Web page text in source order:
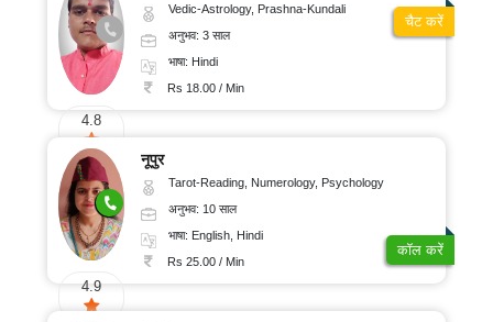
4.8
Vedic-Astrology, Prashna-Kundali
अनुभव: 3 साल
भाषा: Hindi
Rs 18.00 / Min
चैट करें
4.9
नूपुर
Tarot-Reading, Numerology, Psychology
अनुभव: 10 साल
भाषा: English, Hindi
Rs 25.00 / Min
कॉल करें